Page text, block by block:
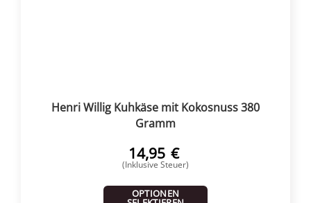
Henri Willig Kuhkäse mit Kokosnuss 380
Gramm
14,95 €
(Inklusive Steuer)
OPTIONEN